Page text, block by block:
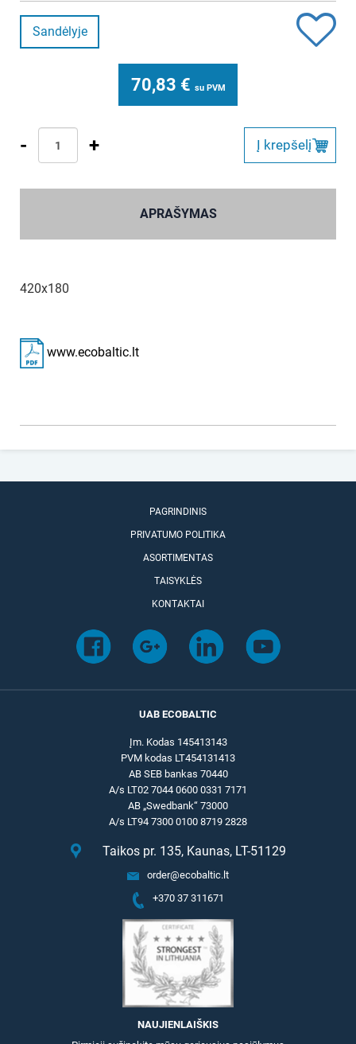
Sandėlyje
70,83 € su PVM
- + Į krepšelį
APRAŠYMAS
420x180
www.ecobaltic.lt
PAGRINDINIS
PRIVATUMO POLITIKA
ASORTIMENTAS
TAISYKLĖS
KONTAKTAI
UAB ECOBALTIC
Įm. Kodas 145413143
PVM kodas LT454131413
AB SEB bankas 70440
A/s LT02 7044 0600 0331 7171
AB „Swedbank“ 73000
A/s LT94 7300 0100 8719 2828
Taikos pr. 135, Kaunas, LT-51129
order@ecobaltic.lt
+370 37 311671
NAUJIENLAIŠKIS